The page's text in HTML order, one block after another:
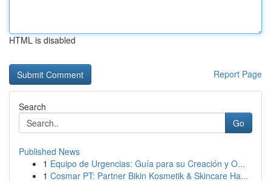
HTML is disabled
Report Page
Search
Go
Published News
1 Equipo de Urgencias: Guía para su Creación y O...
1 Cosmar PT: Partner Bikin Kosmetik & Skincare Ha...